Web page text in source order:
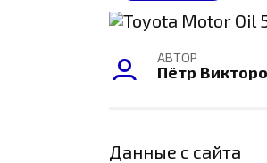
АВТОР
Пётр
Данные с сайта